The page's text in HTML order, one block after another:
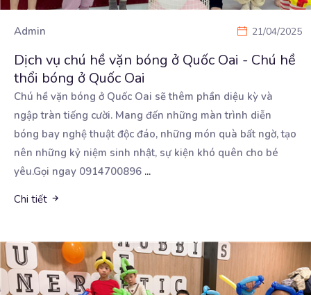
Admin 21/04/2025
Dịch vụ chú hề vặn bóng ở Quốc Oai - Chú hề
thổi bóng ở Quốc Oai
Chú hề vặn bóng ở Quốc Oai sẽ thêm phần diệu kỳ và
ngập tràn tiếng cười. Mang đến những màn trình diễn
bóng bay nghệ thuật độc đáo, những món quà bất ngờ, tạo
nên những kỷ niệm sinh nhật, sự kiện khó quên cho bé
yêu.Gọi ngay 0914700896 ...
Chi tiết